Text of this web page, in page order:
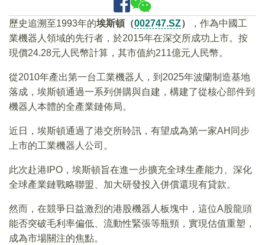
歷史追溯至1993年的埃斯頓（002747.SZ）
，作為中國工
業機器人領域的先行者，於2015年在深交所成功上市。按
現價24.28元人民幣計算，其市值約211億元人民幣。
從2010年產出第一台工業機器人，到2025年波蘭制造基地
落成，埃斯頓通過一系列併購與自建，構建了從核心部件到
機器人本體的全產業鏈佈局。
近日，埃斯頓通過了港交所聆訊，有望成為第一家AH同步
上市的工業機器人公司。
此次赴港IPO，埃斯頓旨在進一步擴充全球生產能力、深化
全球產業鏈戰略聯盟、加大研發投入併償還現有貸款。
然而，在競爭日益激烈的港股機器人板塊中，這位A股龍頭
能否突破毛利率偏低、流動性緊張等瓶頸，實現估值重塑，
成為市場關注的焦點。